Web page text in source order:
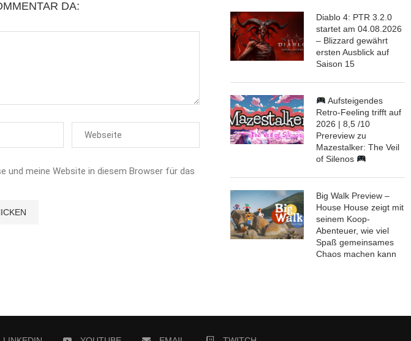
DA:
und meine Website in diesem Browser für das
Diablo 4: PTR 3.2.0
startet am 04.08.2026
– Blizzard gewährt
ersten Ausblick auf
Saison 15
Aufsteigendes
Retro-Feeling trifft auf
2026 | 8,5 /10
Prereview zu
Mazestalker: The Veil
of Silenos
Big Walk Preview –
House House zeigt mit
seinem Koop-
Abenteuer, wie viel
Spaß gemeinsames
Chaos machen kann